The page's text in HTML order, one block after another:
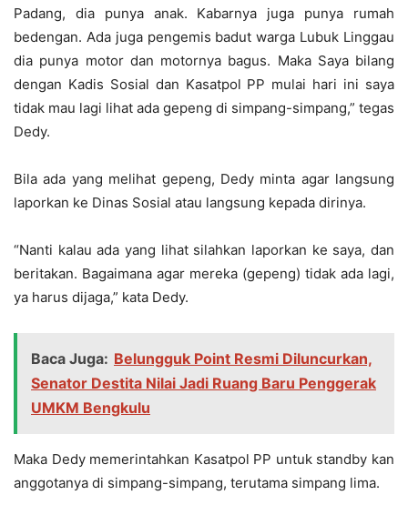
Padang, dia punya anak. Kabarnya juga punya rumah
bedengan. Ada juga pengemis badut warga Lubuk Linggau
dia punya motor dan motornya bagus. Maka Saya bilang
dengan Kadis Sosial dan Kasatpol PP mulai hari ini saya
tidak mau lagi lihat ada gepeng di simpang-simpang,” tegas
Dedy.
Bila ada yang melihat gepeng, Dedy minta agar langsung
laporkan ke Dinas Sosial atau langsung kepada dirinya.
“Nanti kalau ada yang lihat silahkan laporkan ke saya, dan
beritakan. Bagaimana agar mereka (gepeng) tidak ada lagi,
ya harus dijaga,” kata Dedy.
Baca Juga: Belungguk Point Resmi Diluncurkan,
Senator Destita Nilai Jadi Ruang Baru Penggerak
UMKM Bengkulu
Maka Dedy memerintahkan Kasatpol PP untuk standby kan
anggotanya di simpang-simpang, terutama simpang lima.